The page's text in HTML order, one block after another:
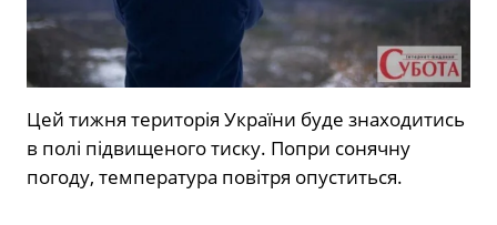
Цей тижня територія України буде знаходитись
в полі підвищеного тиску. Попри сонячну
погоду, температура повітря опуститься.